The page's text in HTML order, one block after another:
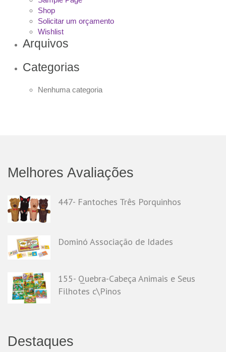
Shop
Solicitar um orçamento
Wishlist
Arquivos
Categorias
Nenhuma categoria
Melhores Avaliações
447- Fantoches Três Porquinhos
Dominó Associação de Idades
155- Quebra-Cabeça Animais e Seus
Filhotes c\Pinos
Destaques